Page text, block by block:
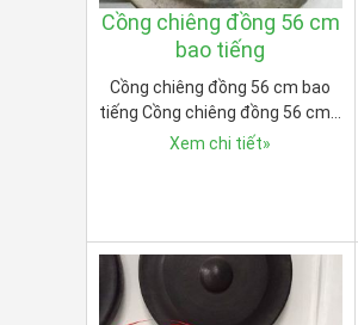
Cồng chiêng đồng 56 cm
bao tiếng
Cồng chiêng đồng 56 cm bao
tiếng Cồng chiêng đồng 56 cm…
Xem chi tiết»